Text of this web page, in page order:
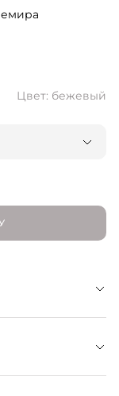
Цвет: бежевый
добавлением
для уютных